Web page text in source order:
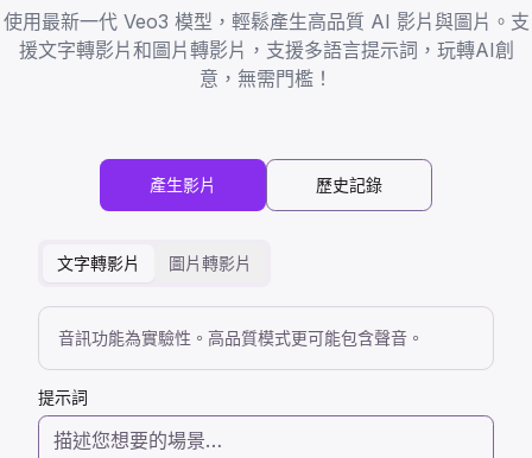
使用最新一代 Veo3 模型，輕鬆產生高品質 AI 影片與圖片。支
援文字轉影片和圖片轉影片，支援多語言提示詞，玩轉AI創
意，無需門檻！
產生影片 歷史記錄
文字轉影片 圖片轉影片
音訊功能為實驗性。高品質模式更可能包含聲音。
提示詞